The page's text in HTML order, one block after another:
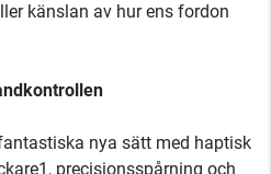
känslan av hur ens fordon
nya sätt med haptisk
precisionsspårning och